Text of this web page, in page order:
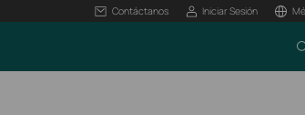
Contáctanos Iniciar Sesión